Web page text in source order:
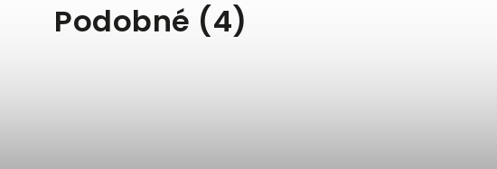
Podobné (4)